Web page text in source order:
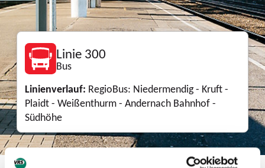
Linie 300
Bus
Linienverlauf: RegioBus: Niedermendig - Kruft -
Plaidt - Weißenthurm - Andernach Bahnhof -
Südhöhe